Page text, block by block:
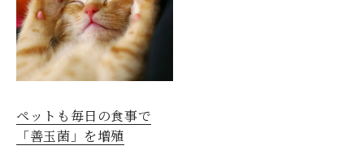
ペットも毎日の食事で
「善玉菌」を増殖